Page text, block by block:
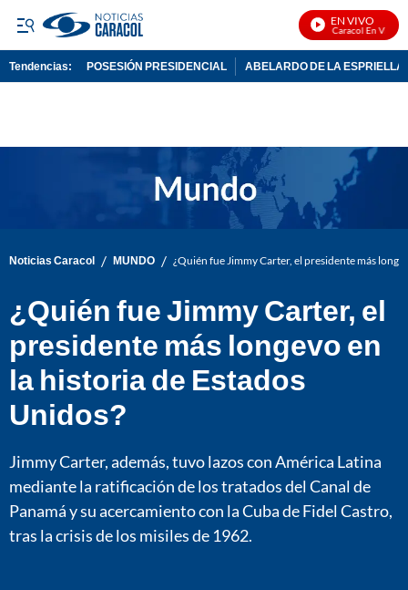
EN VIVO
Noticias Caracol En Vivo
Tendencias: POSESIÓN PRESIDENCIAL ABELARDO DE LA ESPRIELLA
Noticias Caracol / MUNDO / ¿Quién fue Jimmy Carter, el presidente más
¿Quién fue Jimmy Carter, el
presidente más longevo en
la historia de Estados
Unidos?
Jimmy Carter, además, tuvo lazos con América Latina
mediante la ratificación de los tratados del Canal de
Panamá y su acercamiento con la Cuba de Fidel Castro,
tras la crisis de los misiles de 1962.